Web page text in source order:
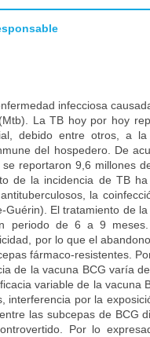
infecciosa
La TB hoy por hoy
debido entre otros, a
del hospedero. De
reportaron 9,6 millones
de la incidencia de TB
la
Guérin). El tratamiento de
periodo de 6 a 9
por lo que el
fármaco-resistentes.
de la vacuna BCG varía
variable de la vacuna
interferencia por la
las subcepas de BCG
Por lo